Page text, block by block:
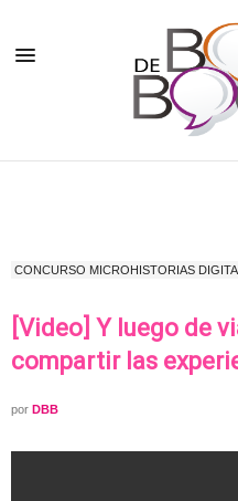
CONCURSO MICROHISTORIAS
[Video] Y luego de
compartir las
por DBB